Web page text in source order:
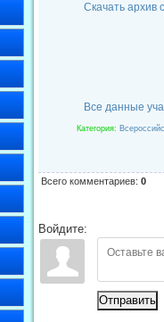
Скачать
Все данные
Категория:
Всего комментариев: 0
Войдите:
Отправить